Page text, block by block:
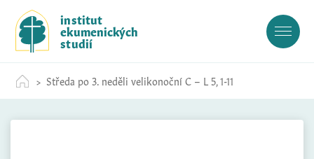
c
institut
ekumenických
studií
Středa po 3. neděli velikonoční C – L 5, 1-11